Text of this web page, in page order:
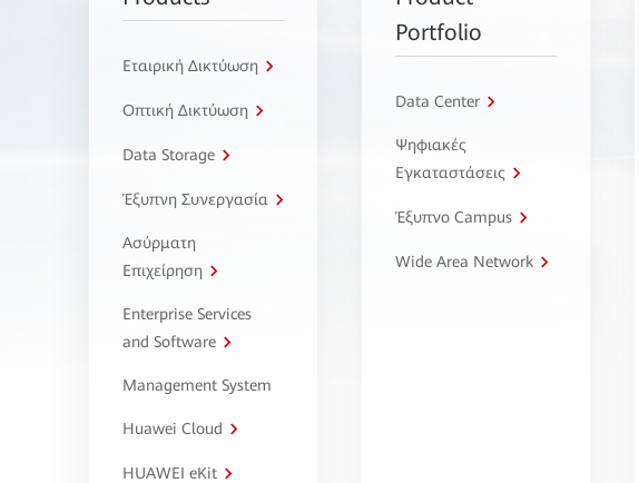
Εταιρική Δικτύωση
Οπτική Δικτύωση
Data Storage
Έξυπνη Συνεργασία
Ασύρματη
Επιχείρηση
Enterprise Services
and Software
Management System
Huawei Cloud
HUAWEI eKit
Portfolio
Data Center
Ψηφιακές
Εγκαταστάσεις
Έξυπνο Campus
Wide Area Network